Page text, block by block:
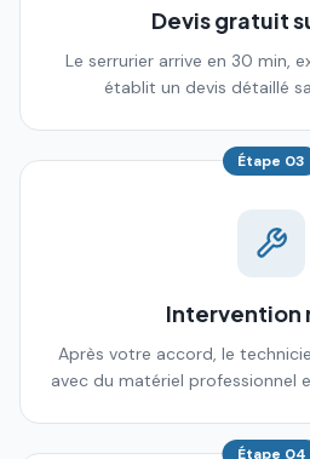
Devis gratuit
Le serrurier arrive en 30 min,
établit un devis détaillé
Étape 03
Intervention
Après votre accord, le
avec du matériel professionnel
Étape 04